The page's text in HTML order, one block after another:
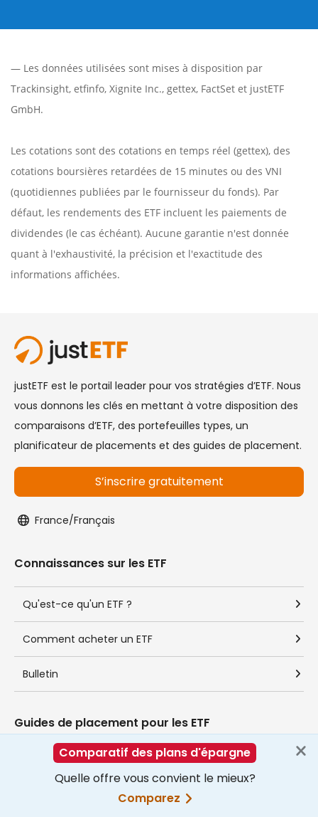
— Les données utilisées sont mises à disposition par
Trackinsight, etfinfo, Xignite Inc., gettex, FactSet et justETF
GmbH.
Les cotations sont des cotations en temps réel (gettex), des
cotations boursières retardées de 15 minutes ou des VNI
(quotidiennes publiées par le fournisseur du fonds). Par
défaut, les rendements des ETF incluent les paiements de
dividendes (le cas échéant). Aucune garantie n'est donnée
quant à l'exhaustivité, la précision et l'exactitude des
informations affichées.